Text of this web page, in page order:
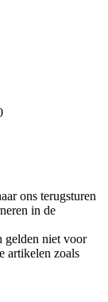
ons terugsturen
in de
gelden niet voor
artikelen zoals